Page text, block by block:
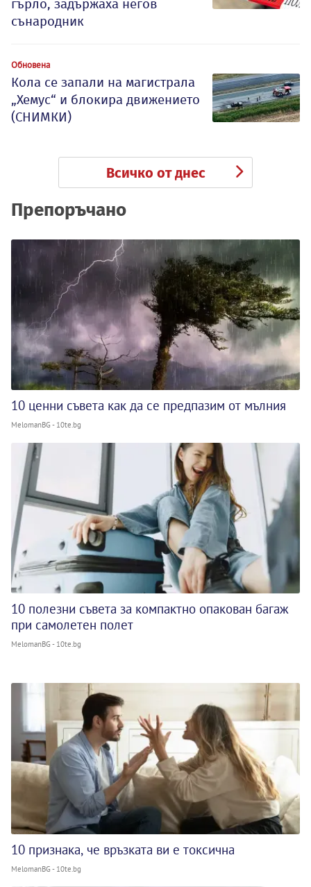
гърло, задържаха негов
сънародник
Обновена
Кола се запали на магистрала
„Хемус“ и блокира движението
(СНИМКИ)
Всичко от днес
Препоръчано
10 ценни съвета как да се предпазим от мълния
MelomanBG - 10te.bg
10 полезни съвета за компактно опакован багаж
при самолетен полет
MelomanBG - 10te.bg
10 признака, че връзката ви е токсична
MelomanBG - 10te.bg